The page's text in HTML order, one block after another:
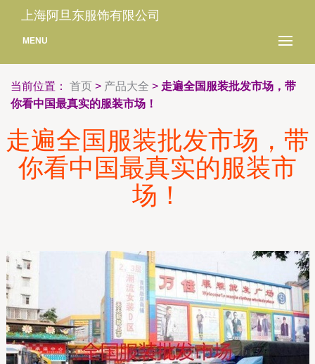
上海阿旦东服饰有限公司
MENU
当前位置： 首页 > 产品大全 > 走遍全国服装批发市场，带
你看中国最真实的服装市场！
走遍全国服装批发市场，带
你看中国最真实的服装市
场！